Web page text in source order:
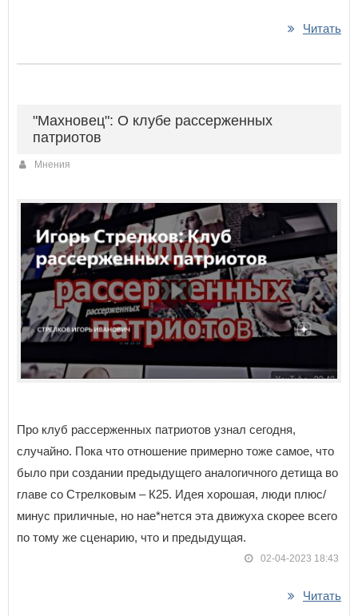
Читать
"Махновец": О клубе рассерженных
патриотов
Мнения
Про клуб рассерженных патриотов узнал сегодня,
случайно. Пока что отношение примерно тоже самое, что
было при создании предыдущего аналогичного детища во
главе со Стрелковым – К25. Идея хорошая, люди плюс/
минус приличные, но нае*нется эта движуха скорее всего
по тому же сценарию, что и предыдущая.
02-04-2023 18:43
Читать